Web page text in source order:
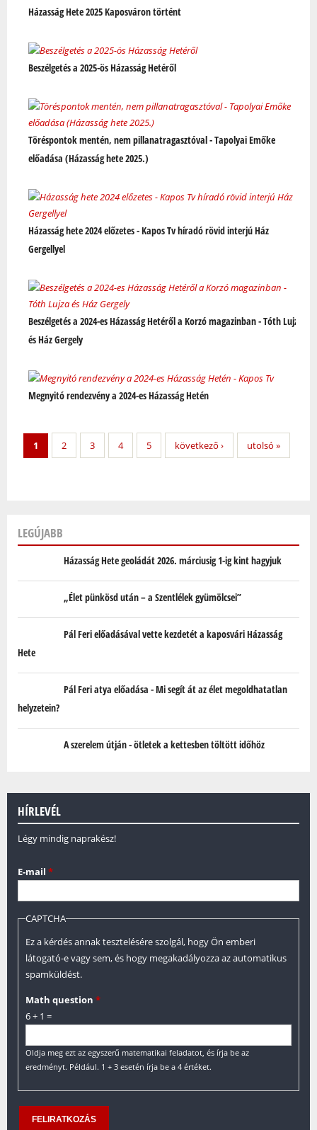
Házasság Hete 2025 Kaposváron történt
Beszélgetés a 2025-ös Házasság Hetéről
Töréspontok mentén, nem pillanatragasztóval - Tapolyai Emőke
előadása (Házasság hete 2025.)
Házasság hete 2024 előzetes - Kapos Tv híradó rövid interjú Ház
Gergellyel
Beszélgetés a 2024-es Házasság Hetéről a Korzó magazinban - Tóth Lujza
és Ház Gergely
Megnyitó rendezvény a 2024-es Házasság Hetén
1 2 3 4 5 következő › utolsó »
LEGÚJABB
Házasság Hete geoládát 2026. márciusig 1-ig kint hagyjuk
„Élet pünkösd után – a Szentlélek gyümölcsei”
Pál Feri előadásával vette kezdetét a kaposvári Házasság
Hete
Pál Feri atya előadása - Mi segít át az élet megoldhatatlan
helyzetein?
A szerelem útján - ötletek a kettesben töltött időhöz
HÍRLEVÉL
Légy mindig naprakész!
E-mail *
CAPTCHA
Ez a kérdés annak tesztelésére szolgál, hogy Ön emberi
látogató-e vagy sem, és hogy megakadályozza az automatikus
spamküldést.
Math question *
6 + 1 =
Oldja meg ezt az egyszerű matematikai feladatot, és írja be az
eredményt. Például. 1 + 3 esetén írja be a 4 értéket.